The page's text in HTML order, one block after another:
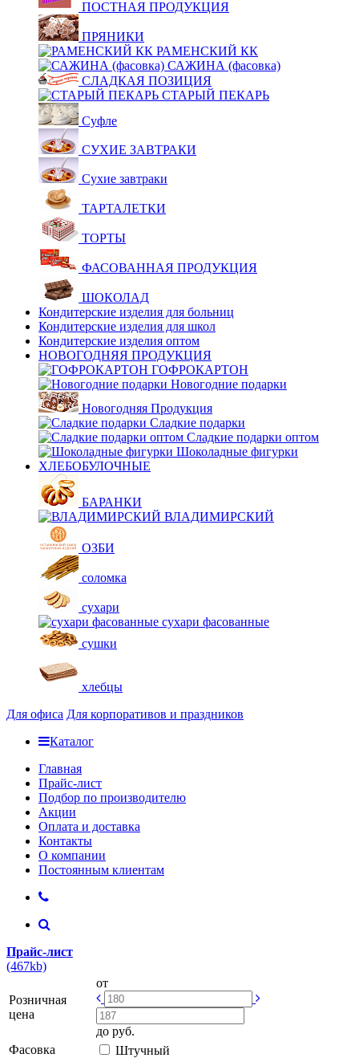
ПОСТНАЯ ПРОДУКЦИЯ
ПРЯНИКИ
РАМЕНСКИЙ КК
САЖИНА (фасовка)
СЛАДКАЯ ПОЗИЦИЯ
СТАРЫЙ ПЕКАРЬ
Суфле
СУХИЕ ЗАВТРАКИ
Сухие завтраки
ТАРТАЛЕТКИ
ТОРТЫ
ФАСОВАННАЯ ПРОДУКЦИЯ
ШОКОЛАД
Кондитерские изделия для больниц
Кондитерские изделия для школ
Кондитерские изделия оптом
НОВОГОДНЯЯ ПРОДУКЦИЯ
ГОФРОКАРТОН
Новогодние подарки
Новогодняя Продукция
Сладкие подарки
Сладкие подарки оптом
Шоколадные фигурки
ХЛЕБОБУЛОЧНЫЕ
БАРАНКИ
ВЛАДИМИРСКИЙ
ОЗБИ
соломка
сухари
сухари фасованные
сушки
хлебцы
Для офиса Для корпоративов и праздников
Каталог
Главная
Прайс-лист
Подбор по производителю
Акции
Оплата и доставка
Контакты
О компании
Постоянным клиентам
Прайс-лист
(467kb)
Розничная
цена
от
до руб.
Фасовка
Штучный